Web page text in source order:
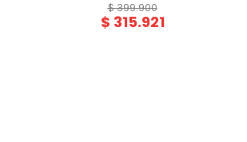
$399.900
$ 315.921